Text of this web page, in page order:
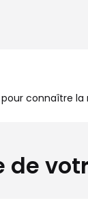
pour connaître
de